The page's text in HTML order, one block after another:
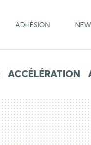
ADHÉSION
ACCÉLÉRATION